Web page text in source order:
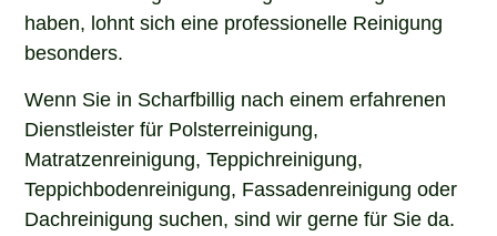
haben, lohnt sich eine professionelle Reinigung
besonders.
Wenn Sie in Scharfbillig nach einem erfahrenen
Dienstleister für Polsterreinigung,
Matratzenreinigung, Teppichreinigung,
Teppichbodenreinigung, Fassadenreinigung oder
Dachreinigung suchen, sind wir gerne für Sie da.